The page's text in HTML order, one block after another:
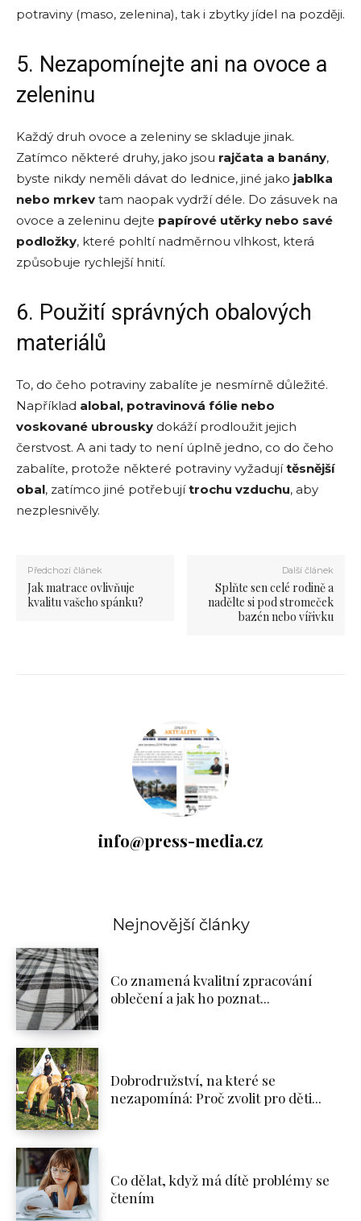
potraviny (maso, zelenina), tak i zbytky jídel na později.
5. Nezapomínejte ani na ovoce a
zeleninu
Každý druh ovoce a zeleniny se skladuje jinak.
Zatímco některé druhy, jako jsou rajčata a banány,
byste nikdy neměli dávat do lednice, jiné jako jablka
nebo mrkev tam naopak vydrží déle. Do zásuvek na
ovoce a zeleninu dejte papírové utěrky nebo savé
podložky, které pohltí nadměrnou vlhkost, která
způsobuje rychlejší hnití.
6. Použití správných obalových
materiálů
To, do čeho potraviny zabalíte je nesmírně důležité.
Například alobal, potravinová fólie nebo
voskované ubrousky dokáží prodloužit jejich
čerstvost. A ani tady to není úplně jedno, co do čeho
zabalíte, protože některé potraviny vyžadujítěsnější
obal, zatímco jiné potřebujítrochu vzduchu, aby
nezplesnivěly.
Předchozí článek
Jak matrace ovlivňuje
kvalitu vašeho spánku?
Další článek
Splňte sen celé rodině a
nadělte si pod stromeček
bazén nebo vířivku
info@press-media.cz
Nejnovější články
Co znamená kvalitní zpracování
oblečení a jak ho poznat...
Dobrodružství, na které se
nezapomíná: Proč zvolit pro děti...
Co dělat, když má dítě problémy se
čtením